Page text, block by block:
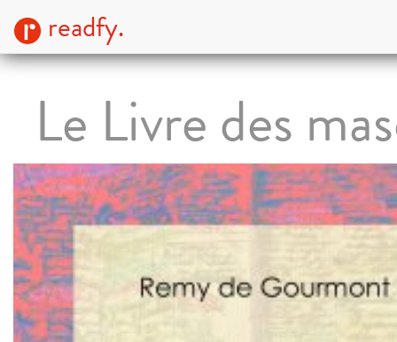
readfy.
Le Livre des